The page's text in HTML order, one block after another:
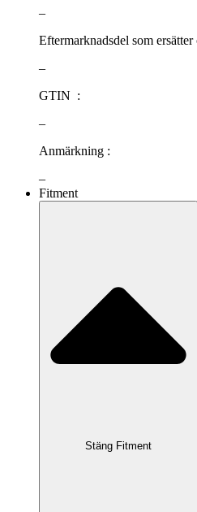
–
Eftermarknadsdel som
–
GTIN :
–
Anmärkning :
–
Fitment
Stäng Fitment